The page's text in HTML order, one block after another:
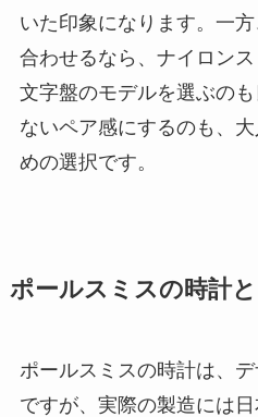
いた印象になります。一
合わせるなら、ナイロン
文字盤のモデルを選ぶの
ないペア感にするのも、
めの選択です。
ポールスミスの時計
ポールスミスの時計は、
ですが、実際の製造には